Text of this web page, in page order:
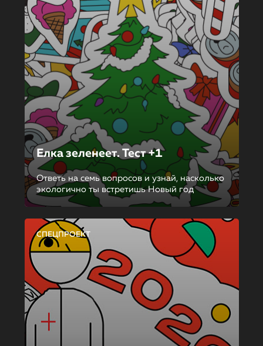
Елка зеленеет. Тест +1
Ответь на семь вопросов и узнай, насколько
экологично ты встретишь Новый год
СПЕЦПРОЕКТ